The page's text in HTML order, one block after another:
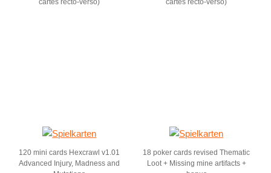
cartes recto-verso)
cartes recto-verso)
120 mini cards Hexcrawl v1.01
Advanced Injury, Madness and
18 poker cards revised Thematic
Loot + Missing mine artifacts +